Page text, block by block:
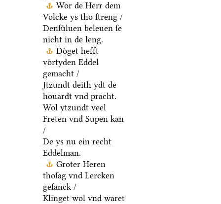
Wor de Herr dem
Volcke ys tho ſtreng /
Denſuͤluen beleuen ſe
nicht in de leng.
Doͤget hefft
voͤrtyden Eddel
gemacht /
Jtzundt deith ydt de
houardt vnd pracht.
Wol ytzundt veel
Freten vnd Supen kan
/
De ys nu ein recht
Eddelman.
Groter Heren
thoſag vnd Lercken
geſanck /
Klinget wol vnd waret